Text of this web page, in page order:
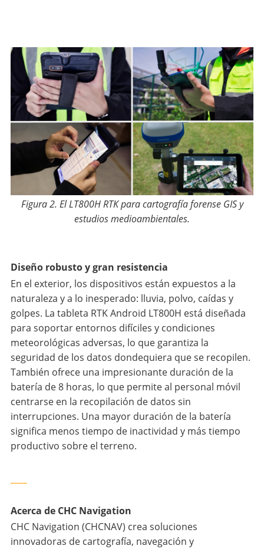
Figura 2. El LT800H RTK para cartografía forense GIS y
estudios medioambientales.
Diseño robusto y gran resistencia
En el exterior, los dispositivos están expuestos a la
naturaleza y a lo inesperado: lluvia, polvo, caídas y
golpes. La tableta RTK Android LT800H está diseñada
para soportar entornos difíciles y condiciones
meteorológicas adversas, lo que garantiza la
seguridad de los datos dondequiera que se recopilen.
También ofrece una impresionante duración de la
batería de 8 horas, lo que permite al personal móvil
centrarse en la recopilación de datos sin
interrupciones. Una mayor duración de la batería
significa menos tiempo de inactividad y más tiempo
productivo sobre el terreno.
Acerca de CHC Navigation
CHC Navigation (CHCNAV) crea soluciones
innovadoras de cartografía, navegación y